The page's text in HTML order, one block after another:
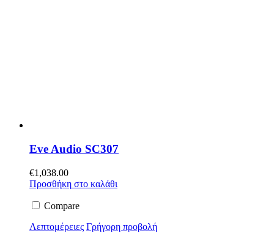
Eve Audio SC307
€1,038.00
Προσθήκη στο καλάθι
Compare
Λεπτομέρειες Γρήγορη προβολή